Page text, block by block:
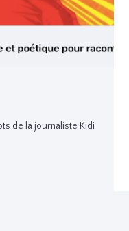
de la journaliste Kidi